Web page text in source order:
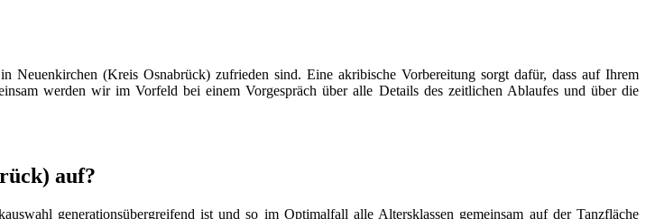
(Kreis Osnabrück) zufrieden sind. Eine akribische Vorbereitung sorgt dafür, dass auf Ihrem
werden wir im Vorfeld bei einem Vorgespräch über alle Details des zeitlichen Ablaufes und über die
auf?
generationsübergreifend ist und so im Optimalfall alle Altersklassen gemeinsam auf der Tanzfläche